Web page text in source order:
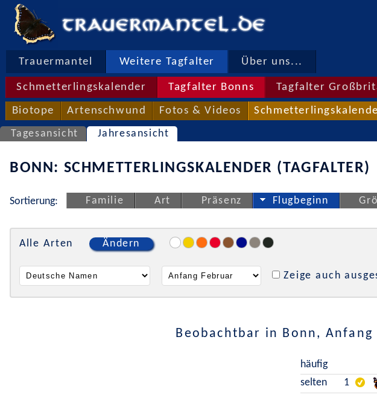
Trauermantel Weitere Tagfalter Über uns...
Schmetterlingskalender Tagfalter Bonns Tagfalter
Biotope Artenschwund Fotos & Videos
Tagesansicht Jahresansicht
BONN: SCHMETTERLINGSKALENDER (TAGFALTER)
Sortierung: Familie Art Präsenz Flugbeginn
Alle Arten Ändern
Zeige auch
Beobachtbar in Bonn,
häufig
selten
1